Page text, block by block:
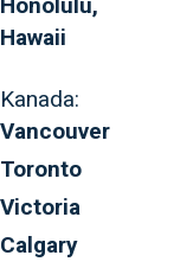
Honolulu,
Hawaii
Kanada:
Vancouver
Toronto
Victoria
Calgary